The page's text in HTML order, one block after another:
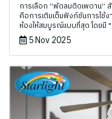
การเลือก “พัดลมติดเพดาน”
คือการเติมเต็มฟังก์ชันการใช้
ห้องให้สมบูรณ์แบบที่สุด โดยมี
5 Nov 2025